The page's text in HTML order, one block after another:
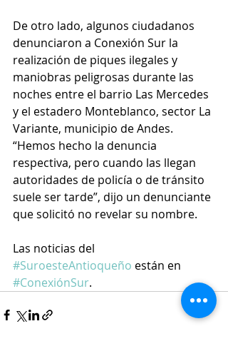
De otro lado, algunos ciudadanos
denunciaron a Conexión Sur la
realización de piques ilegales y
maniobras peligrosas durante las
noches entre el barrio Las Mercedes
y el estadero Monteblanco, sector La
Variante, municipio de Andes.
“Hemos hecho la denuncia
respectiva, pero cuando las llegan
autoridades de policía o de tránsito
suele ser tarde”, dijo un denunciante
que solicitó no revelar su nombre.
Las noticias del
#SuroesteAntioqueño están en
#ConexiónSur.